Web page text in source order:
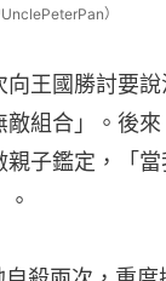
）
王國勝討要
敵組合」。後
子鑑定，「